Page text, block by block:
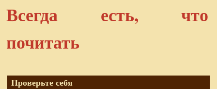
Всегда есть, что
почитать
Проверьте себя